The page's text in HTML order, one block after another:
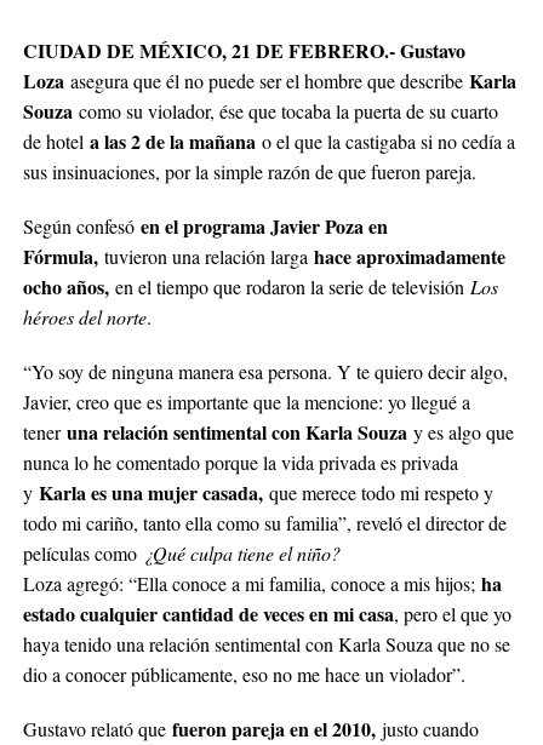
CIUDAD DE MÉXICO, 21 DE FEBRERO.- Gustavo
Loza asegura que él no puede ser el hombre que describeKarla
Souza como su violador, ése que tocaba la puerta de su cuarto
de hotel a las 2 de la mañana o el que la castigaba si no cedía a
sus insinuaciones, por la simple razón de que fueron pareja.
Según confesó en el programa Javier Poza en
Fórmula,tuvieron una relación larga hace aproximadamente
ocho años,en el tiempo que rodaron la serie de televisión Los
héroes del norte.
“Yo soy de ninguna manera esa persona. Y te quiero decir algo,
Javier, creo que es importante que la mencione: yo llegué a
teneruna relación sentimental con Karla Souza y es algo que
nunca lo he comentado porque la vida privada es privada
y Karla es una mujer casada,que merece todo mi respeto y
todo mi cariño, tanto ella como su familia”, reveló el director de
películas como ¿Qué culpa tiene el niño?
Loza agregó: “Ella conoce a mi familia, conoce a mis hijos; ha
estado cualquier cantidad de veces en mi casa, pero el que yo
haya tenido una relación sentimental con Karla Souza que no se
dio a conocer públicamente, eso no me hace un violador”.
Gustavo relató quefueron pareja en el 2010,justo cuando